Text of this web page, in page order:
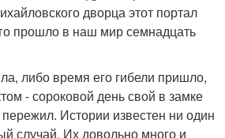
дворца этот портал
прошло в наш мир семнадцать
либо время его гибели пришло,
- сороковой день свой в замке
Истории известен ни один
случай. Их довольно много и